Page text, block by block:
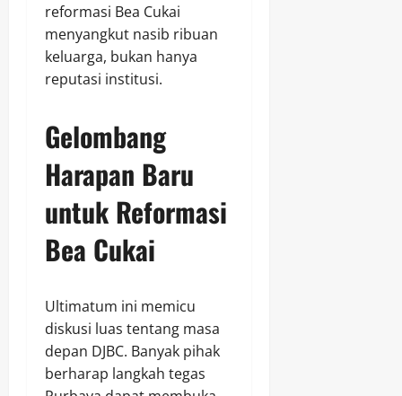
reformasi Bea Cukai
menyangkut nasib ribuan
keluarga, bukan hanya
reputasi institusi.
Gelombang
Harapan Baru
untuk Reformasi
Bea Cukai
Ultimatum ini memicu
diskusi luas tentang masa
depan DJBC. Banyak pihak
berharap langkah tegas